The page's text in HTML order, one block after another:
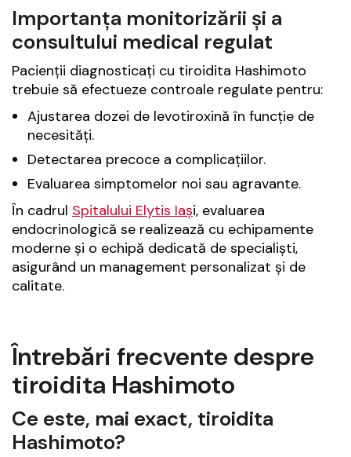
Importanța monitorizării și a
consultului medical regulat
Pacienții diagnosticați cu tiroidita Hashimoto
trebuie să efectueze controale regulate pentru:
Ajustarea dozei de levotiroxină în funcție de
necesități.
Detectarea precoce a complicațiilor.
Evaluarea simptomelor noi sau agravante.
În cadrul Spitalului Elytis Iași, evaluarea
endocrinologică se realizează cu echipamente
moderne și o echipă dedicată de specialiști,
asigurând un management personalizat și de
calitate.
Întrebări frecvente despre
tiroidita Hashimoto
Ce este, mai exact, tiroidita
Hashimoto?